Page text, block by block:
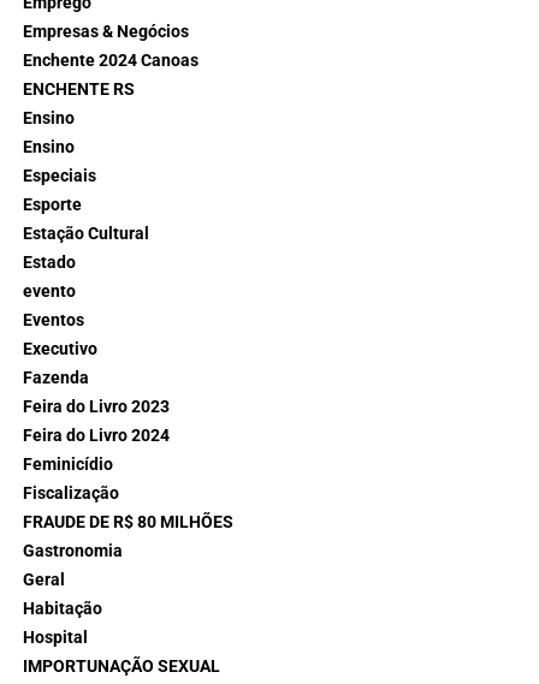
Empresas & Negócios
Enchente 2024 Canoas
ENCHENTE RS
Ensino
Ensino
Especiais
Esporte
Estação Cultural
Estado
evento
Eventos
Executivo
Fazenda
Feira do Livro 2023
Feira do Livro 2024
Feminicídio
Fiscalização
FRAUDE DE R$ 80 MILHÕES
Gastronomia
Geral
Habitação
Hospital
IMPORTUNAÇÃO SEXUAL